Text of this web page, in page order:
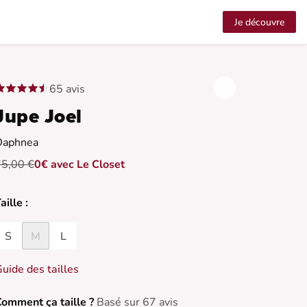
Je découvre
65 avis
Joel
€0€ avec Le Closet
:
S M L
des tailles
ça taille ? Basé sur 67 avis